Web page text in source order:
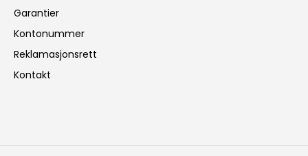
Garantier
Kontonummer
Reklamasjonsrett
Kontakt